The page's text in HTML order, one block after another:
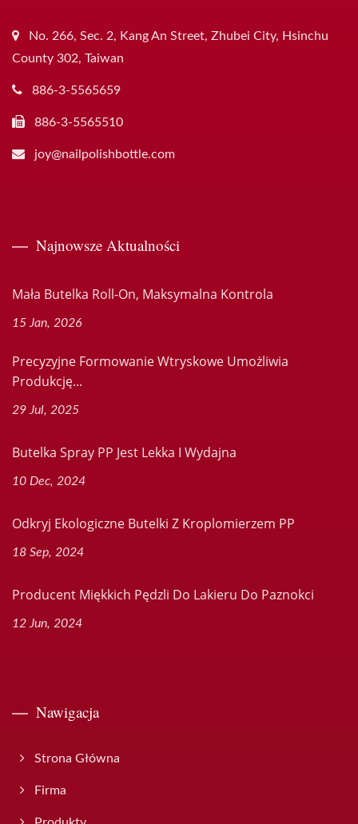
No. 266, Sec. 2, Kang An Street, Zhubei City, Hsinchu
County 302, Taiwan
886-3-5565659
886-3-5565510
joy@nailpolishbottle.com
Najnowsze Aktualności
Mała Butelka Roll-On, Maksymalna Kontrola
15 Jan, 2026
Precyzyjne Formowanie Wtryskowe Umożliwia
Produkcję...
29 Jul, 2025
Butelka Spray PP Jest Lekka I Wydajna
10 Dec, 2024
Odkryj Ekologiczne Butelki Z Kroplomierzem PP
18 Sep, 2024
Producent Miękkich Pędzli Do Lakieru Do Paznokci
12 Jun, 2024
Nawigacja
Strona Główna
Firma